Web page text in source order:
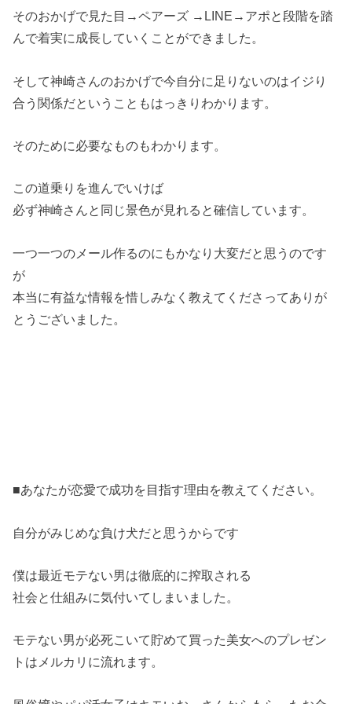
そのおかげで見た目→ペアーズ →LINE→アポと段階を踏
んで着実に成長していくことができました。
そして神崎さんのおかげで今自分に足りないのはイジり
合う関係だということもはっきりわかります。
そのために必要なものもわかります。
この道乗りを進んでいけば
必ず神崎さんと同じ景色が見れると確信しています。
一つ一つのメール作るのにもかなり大変だと思うのです
が
本当に有益な情報を惜しみなく教えてくださってありが
とうございました。
■あなたが恋愛で成功を目指す理由を教えてください。
自分がみじめな負け犬だと思うからです
僕は最近モテない男は徹底的に搾取される
社会と仕組みに気付いてしまいました。
モテない男が必死こいて貯めて買った美女へのプレゼン
トはメルカリに流れます。